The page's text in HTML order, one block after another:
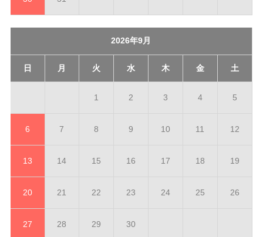
2026年9月
日 月 火 水 木 金 土
1 2 3 4 5
6 7 8 9 10 11 12
13 14 15 16 17 18 19
20 21 22 23 24 25 26
27 28 29 30